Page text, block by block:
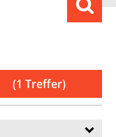
(1 Treffer)